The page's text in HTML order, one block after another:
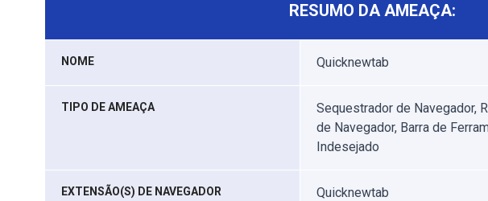
RESUMO DA AMEAÇA:
NOME Quicknewtab
TIPO DE AMEAÇA
Sequestrador de Navegador,
de Navegador, Barra de
Indesejado
EXTENSÃO(S) DE NAVEGADOR Quicknewtab